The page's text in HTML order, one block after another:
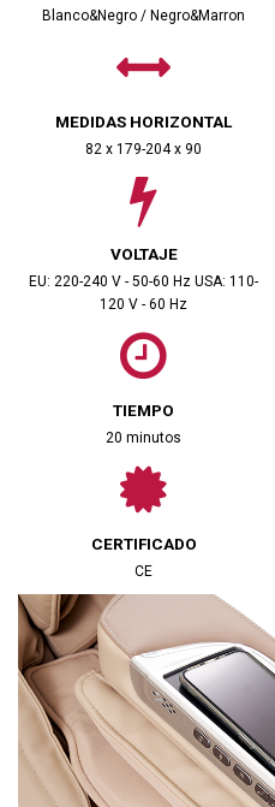
Blanco&Negro / Negro&Marron
MEDIDAS HORIZONTAL
82 x 179-204 x 90
VOLTAJE
EU: 220-240 V - 50-60 Hz USA: 110-
120 V - 60 Hz
TIEMPO
20 minutos
CERTIFICADO
CE